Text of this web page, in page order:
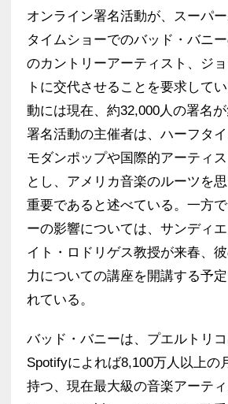
オンライン署名活動が、スーパ
タイムショーでのバッド・バニ
のカントリーアーティスト、ジ
トに交代させることを要求して
動には現在、約32,000人の署名が
署名活動の主催者は、ハーフタ
モダンポップや国際的アーティ
とし、アメリカ音楽のルーツを
重要であると述べている。一方
ーの影響については、サンディ
イト・ロドリゲス教授が来春、
力についての講座を開講する予
れている。
バッド・バニーは、プエルトリコ
Spotifyによれば8,100万人以上の
持つ、現在最大級の音楽アーテ